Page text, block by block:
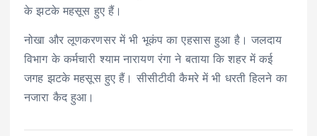
के झटके महसूस हुए हैं।
नोखा और लूणकरणसर में भी भूकंप का एहसास हुआ है। जलदाय
विभाग के कर्मचारी श्याम नारायण रंगा ने बताया कि शहर में कई
जगह झटके महसूस हुए हैं। सीसीटीवी कैमरे में भी धरती हिलने का
नजारा कैद हुआ।